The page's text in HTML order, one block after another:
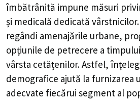
îmbătrânită impune măsuri
și medicală dedicată
regândi amenajările urbane,
opțiunile de petrecere a
vârsta cetățenilor. Astfel,
demografice ajută la furnizarea
adecvate fiecărui segment al